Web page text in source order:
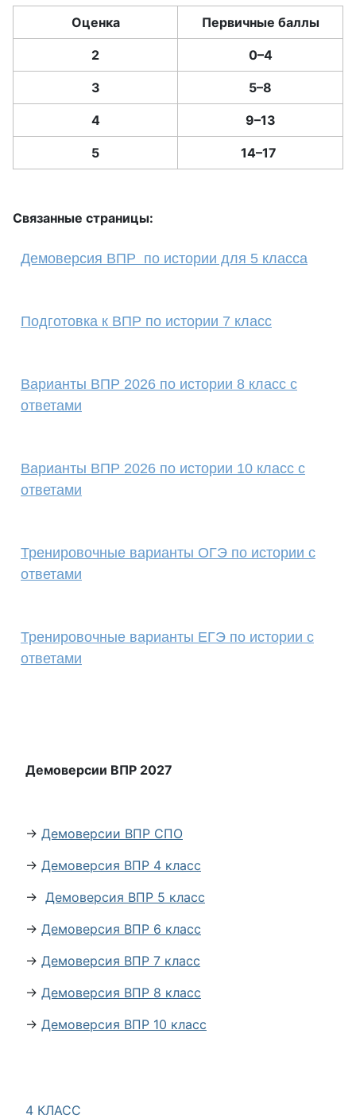
4 КЛАСС
Оценка Первичные баллы
2 0–4
3 5–8
4 9–13
5 14–17
Связанные страницы:
Демоверсия ВПР по истории для 5 класса
Подготовка к ВПР по истории 7 класс
Варианты ВПР 2026 по истории 8 класс с
ответами
Варианты ВПР 2026 по истории 10 класс с
ответами
Тренировочные варианты ОГЭ по истории с
ответами
Тренировочные варианты ЕГЭ по истории с
ответами
Демоверсии ВПР 2027
→ Демоверсии ВПР СПО
→ Демоверсия ВПР 4 класс
→ Демоверсия ВПР 5 класс
→ Демоверсия ВПР 6 класс
→ Демоверсия ВПР 7 класс
→ Демоверсия ВПР 8 класс
→ Демоверсия ВПР 10 класс